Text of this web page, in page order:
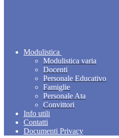
Modulistica
Modulistica varia
Docenti
Personale Educativo
Famiglie
Personale Ata
Convittori
Info utili
Contatti
Documenti Privacy